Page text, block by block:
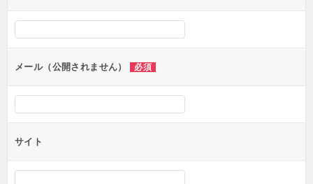
メール（公開されません） 必須
サイト